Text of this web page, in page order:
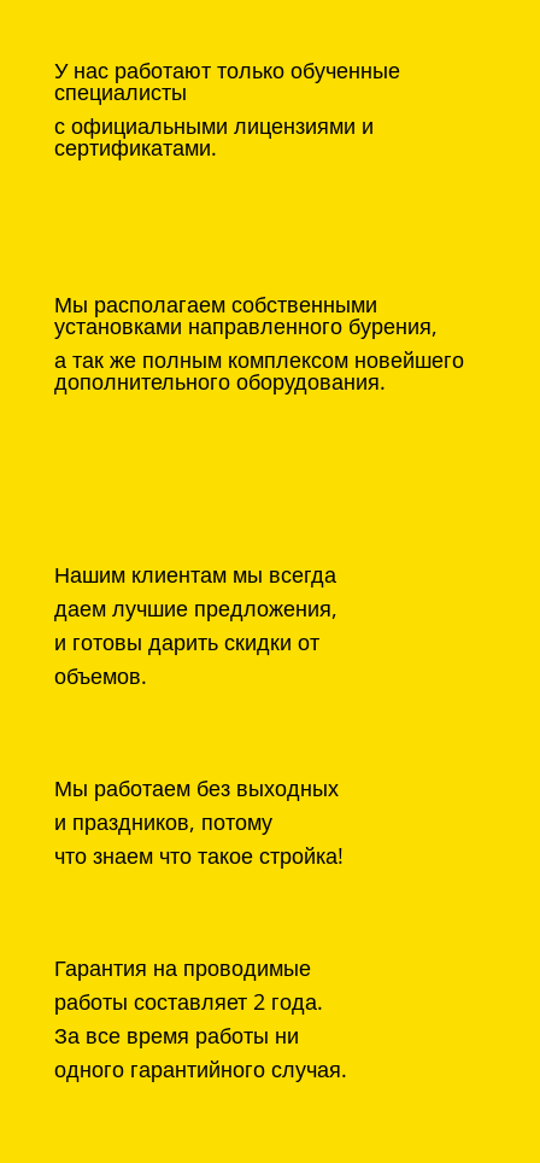
У нас работают только обученные
специалисты
с официальными лицензиями и
сертификатами.
Мы располагаем собственными
установками направленного бурения,
а так же полным комплексом новейшего
дополнительного оборудования.
Нашим клиентам мы всегда
даем лучшие предложения,
и готовы дарить скидки от
объемов.
Мы работаем без выходных
и праздников, потому
что знаем что такое стройка!
Гарантия на проводимые
работы составляет 2 года.
За все время работы ни
одного гарантийного случая.